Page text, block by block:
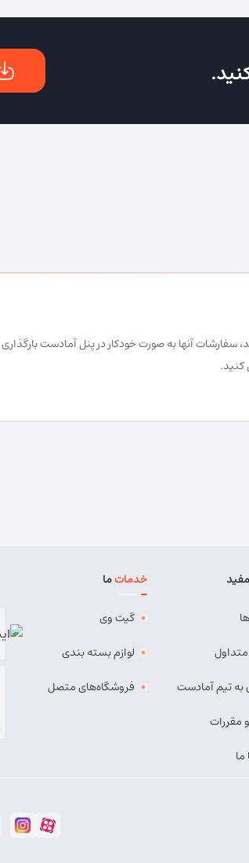
سفارشات آنها به صورت خودکار در پنل آمادست
کنید.
تیم آمادست
مقررات
خدماتما
گیت وی
لوازم بسته بندی
فروشگاه‌های متصل